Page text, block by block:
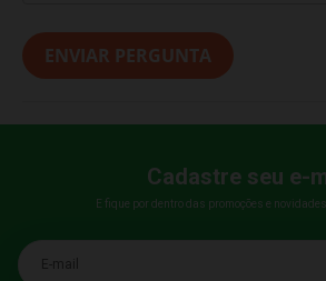
ENVIAR PERGUNTA
Cadastre seu e-
E fique por dentro das promoções e
E-mail